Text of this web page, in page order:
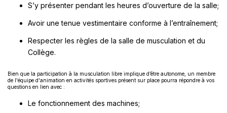
S’y présenter pendant les heures d’ouverture de la salle;
Avoir une tenue vestimentaire conforme à l’entraînement;
Respecter les règles de la salle de musculation et du
Collège.
Bien que la participation à la musculation libre implique d’être autonome, un membre
de l'équipe d'animation en activités sportives présent sur place pourra répondre à vos
questions en lien avec :
Le fonctionnement des machines;